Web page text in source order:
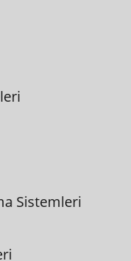
Sistemleri